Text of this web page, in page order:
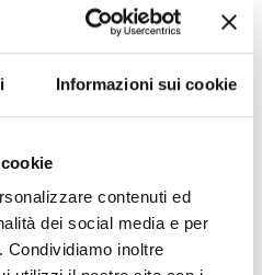
Informazioni sui cookie
contenuti ed
dei social media e per
Condividiamo inoltre
dei rischi e
adeguate misure
per garantire un livello di
al fine di